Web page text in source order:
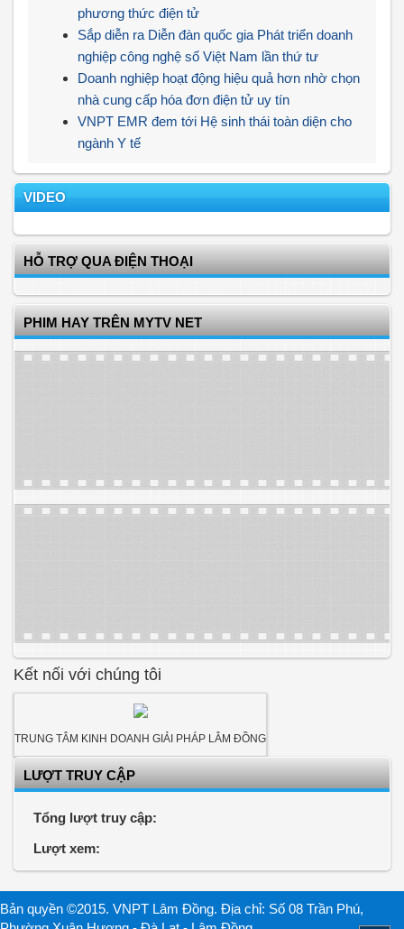
phương thức điện tử
Sắp diễn ra Diễn đàn quốc gia Phát triển doanh
nghiệp công nghệ số Việt Nam lần thứ tư
Doanh nghiệp hoạt động hiệu quả hơn nhờ chọn
nhà cung cấp hóa đơn điện tử uy tín
VNPT EMR đem tới Hệ sinh thái toàn diện cho
ngành Y tế
VIDEO
HỖ TRỢ QUA ĐIỆN THOẠI
PHIM HAY TRÊN MYTV NET
Kết nối với chúng tôi
TRUNG TÂM KINH DOANH GIẢI PHÁP LÂM ĐỒNG
LƯỢT TRUY CẬP
Tổng lượt truy cập:
Lượt xem:
Bản quyền ©2015. VNPT Lâm Đồng. Địa chỉ: Số 08 Trần Phú,